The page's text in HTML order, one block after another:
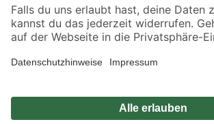
Alle Preisangaben in EUR inkl. gesetzl. MwSt.. Die dargestellten
Umständen nicht in allen Märkten verfügbar. Die angegebenen
Produkte nur solange der Vorrat reicht.
*Paketversand ab 59 € versandkostenfrei, gilt nicht für Artikel mit
Privatsphäre Impressum
Nutzungsbedingungen
Widerrufsrecht Vertrag